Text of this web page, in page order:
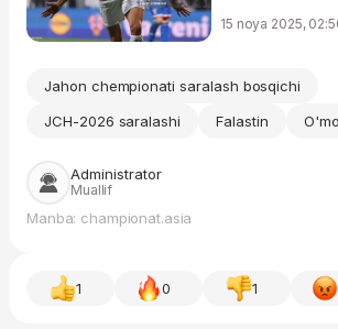
15 noya 2025,
Jahon chempionati saralash bosqichi
JCH-2026 saralashi
Falastin
Administrator
Muallif
Manba: championat.asia
1 0 1